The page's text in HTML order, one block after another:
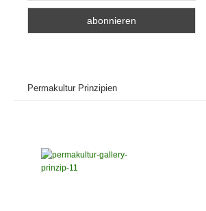
Permakultur Prinzipien